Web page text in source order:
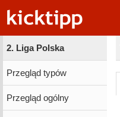
2. Liga Polska
Przegląd typów
Przegląd ogólny